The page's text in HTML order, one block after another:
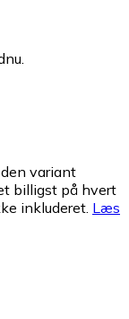
variant
billigst på hvert
inkluderet. Læs